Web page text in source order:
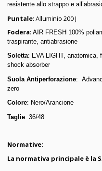
resistente allo strappo e
Puntale: Alluminio 200 J
Fodera: AIR FRESH 100%
traspirante, antiabrasione
Soletta: EVA LIGHT, anatomica,
shock absorber
Suola Antiperforazione:
zero
Colore: Nero/Arancione
Taglie: 36/48
Normative:
La normativa principale è la